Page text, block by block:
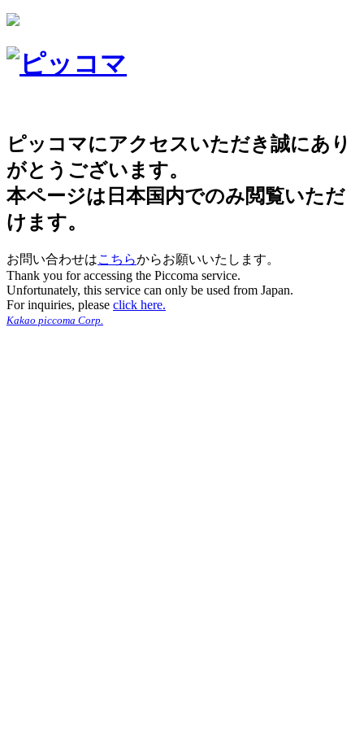
ピッコマにアクセスいただき誠にあり
がとうございます。
本ページは日本国内でのみ閲覧いただ
けます。
お問い合わせはこちらからお願いいたします。
Thank you for accessing the Piccoma service.
Unfortunately, this service can only be used from Japan.
For inquiries, please click here.
Kakao piccoma Corp.